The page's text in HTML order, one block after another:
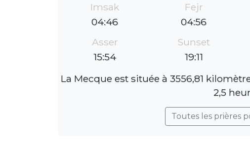
Imsak
04:46
Fejr
04:56
Asser
15:54
Sunset
19:11
La Mecque est située à 3556,81
2,5
Toutes les prières